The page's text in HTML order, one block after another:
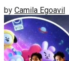
by Camila Egoavil